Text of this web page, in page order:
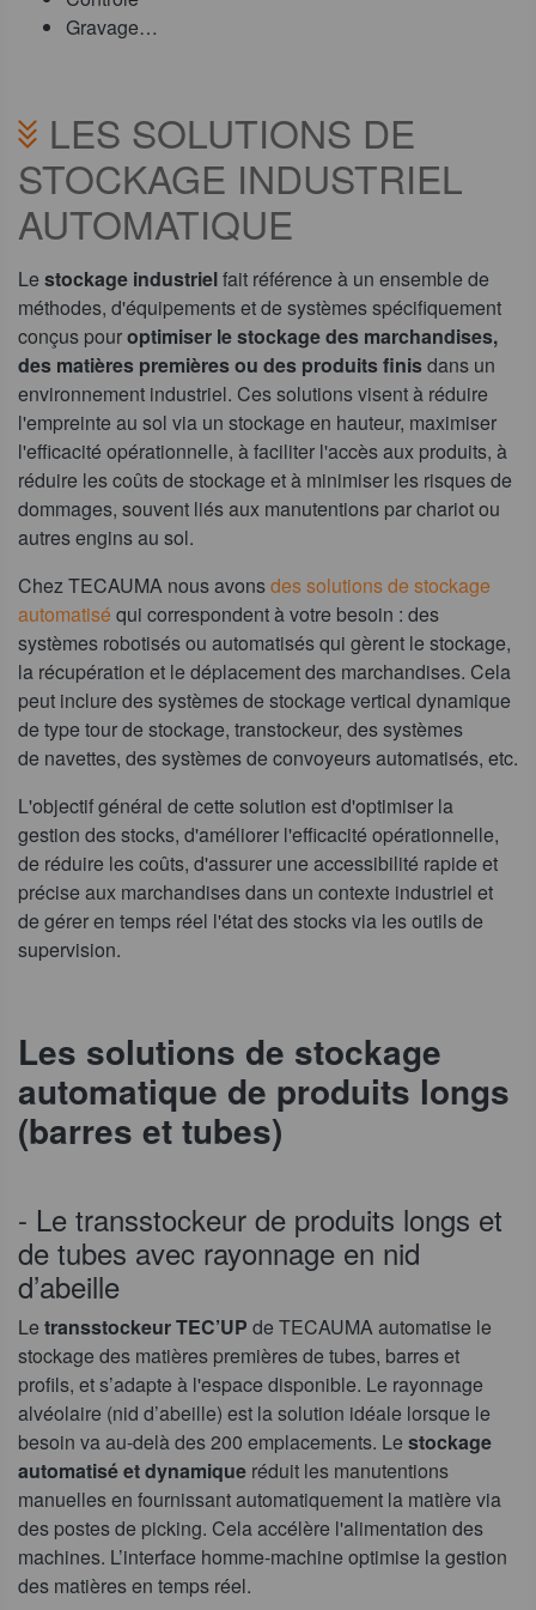
Gravage…
LES SOLUTIONS DE
STOCKAGE INDUSTRIEL
AUTOMATIQUE
Le stockage industrielfait référence à un ensemble de
méthodes, d'équipements et de systèmes spécifiquement
conçus pouroptimiser le stockage des marchandises,
des matières premières ou des produits finisdans un
environnement industriel. Ces solutions visent à réduire
l'empreinte au sol via un stockage en hauteur, maximiser
l'efficacité opérationnelle, à faciliter l'accès aux produits, à
réduire les coûts de stockage et à minimiser les risques de
dommages, souvent liés aux manutentions par chariot ou
autres engins au sol.
Chez TECAUMA nous avonsdes solutions de stockage
automatisé qui correspondent à votre besoin : des
systèmes robotisés ou automatisés qui gèrent le stockage,
la récupération et le déplacement des marchandises. Cela
peut inclure des systèmes de stockage vertical dynamique
de type tour de stockage, transtockeur, des systèmes
de navettes, des systèmes de convoyeurs automatisés, etc.
L'objectif général de cette solution est d'optimiser la
gestion des stocks, d'améliorer l'efficacité opérationnelle,
de réduire les coûts, d'assurer une accessibilité rapide et
précise aux marchandises dans un contexte industriel et
de gérer en temps réel l'état des stocks via les outils de
supervision.
Les solutions de stockage
automatique de produits longs
(barres et tubes)
- Le transstockeur de produits longs et
de tubes avec rayonnage en nid
d’abeille
Le transstockeur TEC’UP de TECAUMA automatise le
stockage des matières premières de tubes, barres et
profils, et s’adapte à l'espace disponible. Le rayonnage
alvéolaire (nid d’abeille) est la solution idéale lorsque le
besoin va au-delà des 200 emplacements. Le stockage
automatisé et dynamique réduit les manutentions
manuelles en fournissant automatiquement la matière via
des postes de picking. Cela accélère l'alimentation des
machines. L’interface homme-machine optimise la gestion
des matières en temps réel.